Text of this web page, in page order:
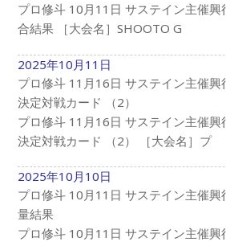
プロ修斗 10月11日 サステイン主催興
合結果 ［大会名］SHOOTO G
2025年10月11日
プロ修斗 11月16日 サステイン主催興
決定対戦カード （2）
プロ修斗 11月16日 サステイン主催興
決定対戦カード （2） ［大会名］プ
2025年10月10日
プロ修斗 10月11日 サステイン主催興
量結果
プロ修斗 10月11日 サステイン主催興